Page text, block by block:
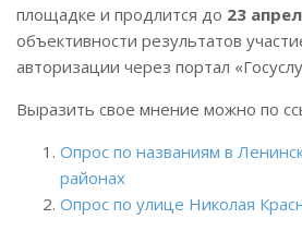
площадке и продлится до 23
объективности результатов
авторизации через портал
Выразить свое мнение можно по
Опрос по названиям в
районах
Опрос по улице Николая